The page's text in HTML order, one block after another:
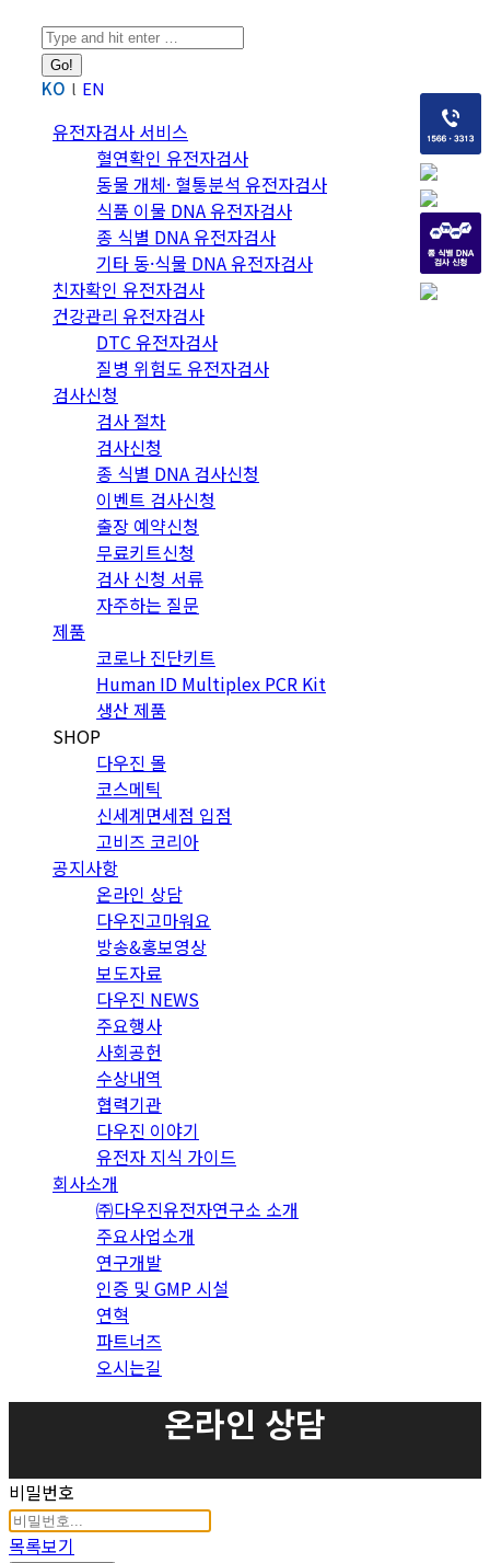
Search:
KO EN
유전자검사 서비스
혈연확인 유전자검사
동물 개체· 혈통분석 유전자검사
식품 이물 DNA 유전자검사
종 식별 DNA 유전자검사
기타 동·식물 DNA 유전자검사
친자확인 유전자검사
건강관리 유전자검사
DTC 유전자검사
질병 위험도 유전자검사
검사신청
검사 절차
검사신청
종 식별 DNA 검사신청
이벤트 검사신청
출장 예약신청
무료키트신청
검사 신청 서류
자주하는 질문
제품
코로나 진단키트
Human ID Multiplex PCR Kit
생산 제품
SHOP
다우진 몰
코스메틱
신세계면세점 입점
고비즈 코리아
공지사항
온라인 상담
다우진고마워요
방송&홍보영상
보도자료
다우진 NEWS
주요행사
사회공헌
수상내역
협력기관
다우진 이야기
유전자 지식 가이드
회사소개
㈜다우진유전자연구소 소개
주요사업소개
연구개발
인증 및 GMP 시설
연혁
파트너즈
오시는길
온라인 상담
비밀번호
목록보기